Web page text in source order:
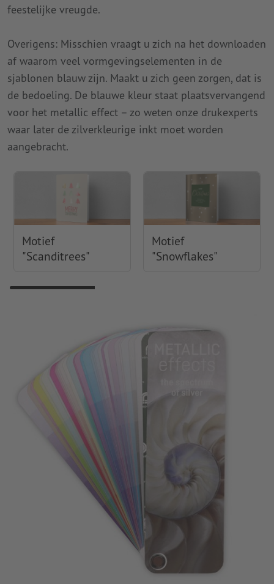
feestelijke vreugde.
Overigens: Misschien vraagt u zich na het downloaden
af waarom veel vormgevingselementen in de
sjablonen blauw zijn. Maakt u zich geen zorgen, dat is
de bedoeling. De blauwe kleur staat plaatsvervangend
voor het metallic effect – zo weten onze drukexperts
waar later de zilverkleurige inkt moet worden
aangebracht.
Motief
"Scanditrees"
Motief
"Snowflakes"